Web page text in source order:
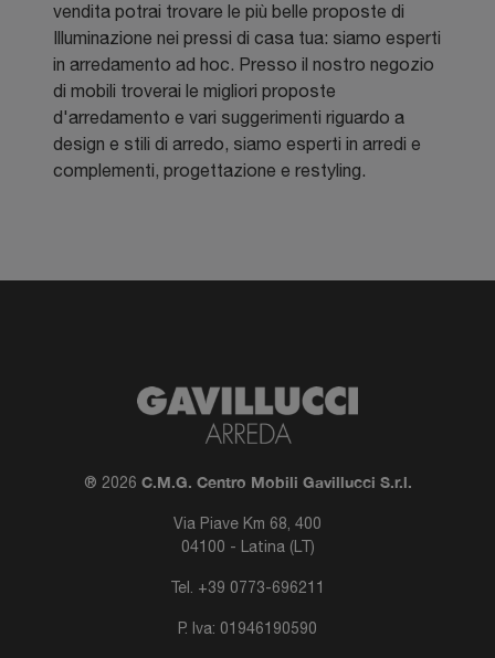
vendita potrai trovare le più belle proposte di
Illuminazione nei pressi di casa tua: siamo esperti
in arredamento ad hoc. Presso il nostro negozio
di mobili troverai le migliori proposte
d'arredamento e vari suggerimenti riguardo a
design e stili di arredo, siamo esperti in arredi e
complementi, progettazione e restyling.
® 2026 C.M.G. Centro Mobili Gavillucci S.r.l.
Via Piave Km 68, 400
04100 - Latina (LT)
Tel. +39 0773-696211
P. Iva: 01946190590